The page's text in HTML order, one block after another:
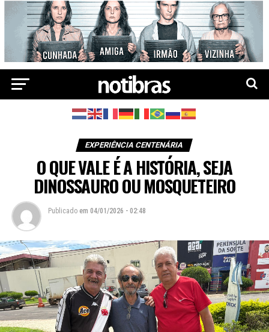
EXPERIÊNCIA CENTENÁRIA
O QUE VALE É A HISTÓRIA, SEJA
DINOSSAURO OU MOSQUETEIRO
Publicado em 04/01/2026 - 02:48